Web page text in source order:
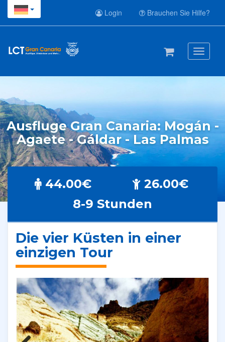
Login Brauchen Sie Hilfe?
Toggle
Ausfluge Gran Canaria: Mogán -
Agaete - Gáldar - Las Palmas
44.00€
26.00€
8-9 Stunden
Die vier Küsten in einer
einzigen Tour